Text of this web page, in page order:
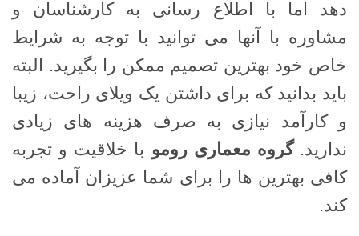
دهد اما با اطلاع رسانی به کارشناسان و
مشاوره با آنها می توانید با توجه به شرایط
خاص خود بهترین تصمیم ممکن را بگیرید. البته
باید بدانید که برای داشتن یک ویلای راحت، زیبا
و کارآمد نیازی به صرف هزینه های زیادی
ندارید.گروه معماری رومو با خلاقیت و تجربه
کافی بهترین ها را برای شما عزیزان آماده می
کند.